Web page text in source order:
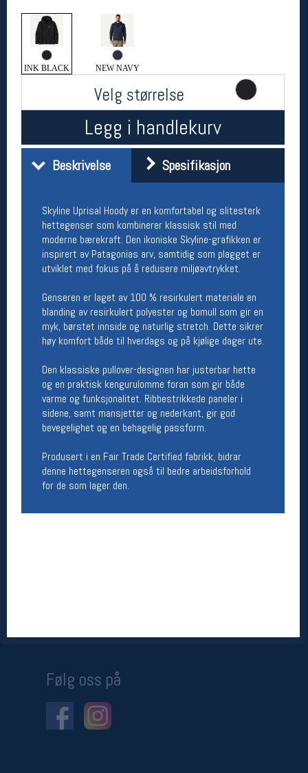
INK BLACK NEW NAVY
Velg størrelse
Legg i handlekurv
Beskrivelse Spesifikasjon
Skyline Uprisal Hoody er en komfortabel og slitesterk
hettegenser som kombinerer klassisk stil med
moderne bærekraft. Den ikoniske Skyline-grafikken er
inspirert av Patagonias arv, samtidig som plagget er
utviklet med fokus på å redusere miljøavtrykket.
Genseren er laget av 100 % resirkulert materiale en
blanding av resirkulert polyester og bomull som gir en
myk, børstet innside og naturlig stretch. Dette sikrer
høy komfort både til hverdags og på kjølige dager ute.
Den klassiske pullover-designen har justerbar hette
og en praktisk kengurulomme foran som gir både
varme og funksjonalitet. Ribbestrikkede paneler i
sidene, samt mansjetter og nederkant, gir god
bevegelighet og en behagelig passform.
Produsert i en Fair Trade Certified fabrikk, bidrar
denne hettegenseren også til bedre arbeidsforhold
for de som lager den.
Her finner du oss
Oslo Sportslager
Torggata 20
0183 Oslo
Telefon: 23 32 62 00
(telefontid man-fredag klokken 10-13)
Om oss
Kontakt oss
Åpningstider butikk
Lørdag:
11-16
Team Oslo Sportslager
Medlemstilbud og aktiviteter
MELD DEG INN GRATIS
Man-Fredag:
11-18
Lørdag:
11-16
Om verkstedet
For å bestille time må du logge inn i
nettbutikken og trykke på den nederste blå
Betingelser
Salgsbetingelser
Følg oss på